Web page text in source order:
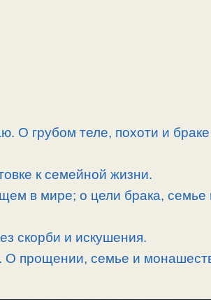
О грубом теле, похоти и
к семейной жизни.
в мире; о цели брака, семье
скорби и искушения.
О прощении, семье и